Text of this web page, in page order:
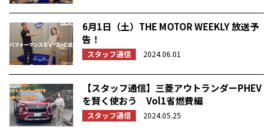
6月1日（土）THE MOTOR WEEKLY 放送予
告！
スタッフ通信 2024.06.01
【スタッフ通信】三菱アウトランダーPHEV
を賢く使おう Vol1省燃費編
スタッフ通信 2024.05.25